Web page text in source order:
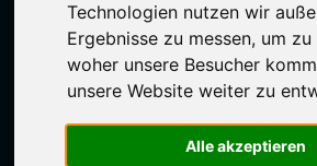
Technologien nutzen wir
Ergebnisse zu messen, um
woher unsere Besucher
unsere Website weiter zu
Alle akzeptieren